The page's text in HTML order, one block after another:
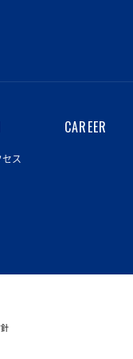
ス
CAREER